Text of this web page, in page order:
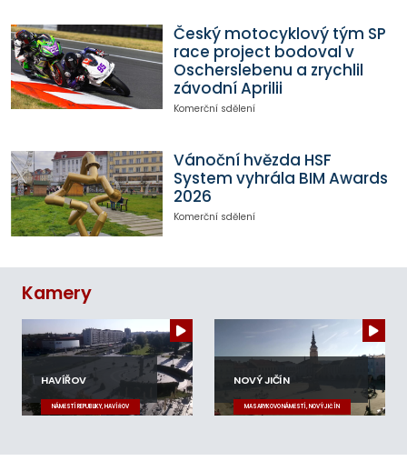
Český motocyklový tým SP
race project bodoval v
Oscherslebenu a zrychlil
závodní Aprilii
Komerční sdělení
Vánoční hvězda HSF
System vyhrála BIM Awards
2026
Komerční sdělení
Kamery
HAVÍŘOV
NÁMĚSTÍ REPUBLIKY, HAVÍŘOV
NOVÝ JIČÍN
MASARYKOVO NÁMĚSTÍ, NOVÝ JIČÍN